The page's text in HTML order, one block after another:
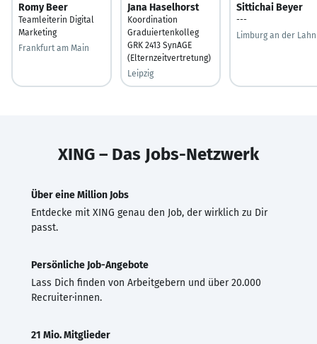
Romy Beer
Teamleiterin Digital
Marketing
Frankfurt am Main
Jana Haselhorst
Koordination
Graduiertenkolleg
GRK 2413 SynAGE
(Elternzeitvertretung)
Leipzig
Sittichai Beyer
---
Limburg an der Lahn
XING – Das Jobs-Netzwerk
Über eine Million Jobs
Entdecke mit XING genau den Job, der wirklich zu Dir
passt.
Persönliche Job-Angebote
Lass Dich finden von Arbeitgebern und über 20.000
Recruiter·innen.
21 Mio. Mitglieder